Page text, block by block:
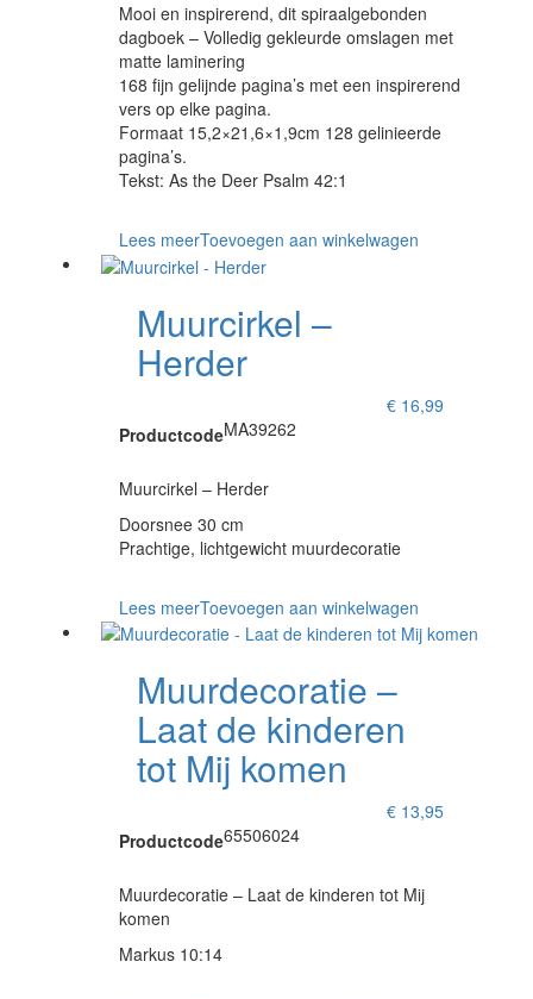
Mooi en inspirerend, dit spiraalgebonden
dagboek – Volledig gekleurde omslagen met
matte laminering
168 fijn gelijnde pagina’s met een inspirerend
vers op elke pagina.
Formaat 15,2×21,6×1,9cm 128 gelinieerde
pagina’s.
Tekst: As the Deer Psalm 42:1
Lees meerToevoegen aan winkelwagen
Muurcirkel –
Herder
€ 16,99
ProductcodeMA39262
Muurcirkel – Herder
Doorsnee 30 cm
Prachtige, lichtgewicht muurdecoratie
Lees meerToevoegen aan winkelwagen
Muurdecoratie –
Laat de kinderen
tot Mij komen
€ 13,95
Productcode65506024
Muurdecoratie – Laat de kinderen tot Mij
komen
Markus 10:14